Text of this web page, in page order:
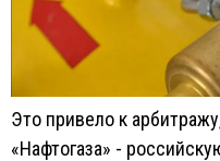
Это привело к
«Нафтогаза» -